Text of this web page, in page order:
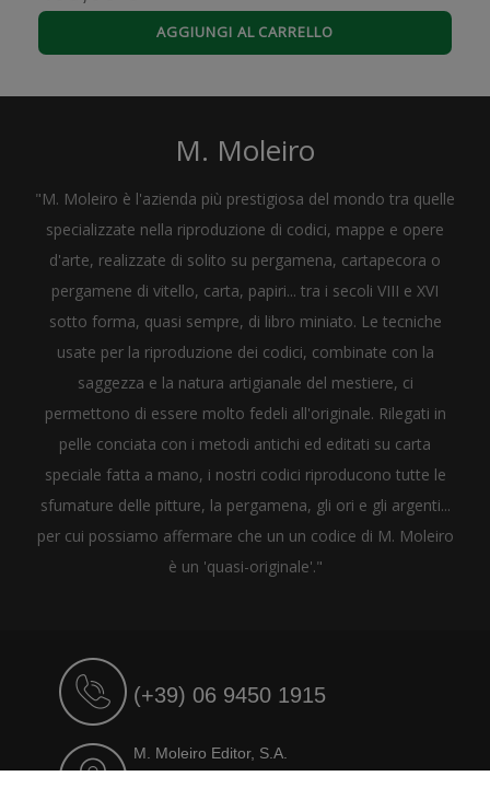
AGGIUNGI AL CARRELLO
M. Moleiro
"M. Moleiro è l'azienda più prestigiosa del mondo tra quelle
specializzate nella riproduzione di codici, mappe e opere
d'arte, realizzate di solito su pergamena, cartapecora o
pergamene di vitello, carta, papiri... tra i secoli VIII e XVI
sotto forma, quasi sempre, di libro miniato. Le tecniche
usate per la riproduzione dei codici, combinate con la
saggezza e la natura artigianale del mestiere, ci
permettono di essere molto fedeli all'originale. Rilegati in
pelle conciata con i metodi antichi ed editati su carta
speciale fatta a mano, i nostri codici riproducono tutte le
sfumature delle pitture, la pergamena, gli ori e gli argenti...
per cui possiamo affermare che un un codice di M. Moleiro
è un 'quasi-originale'."
(+39) 06 9450 1915
M. Moleiro Editor, S.A.
Travesera de Gracia, 17